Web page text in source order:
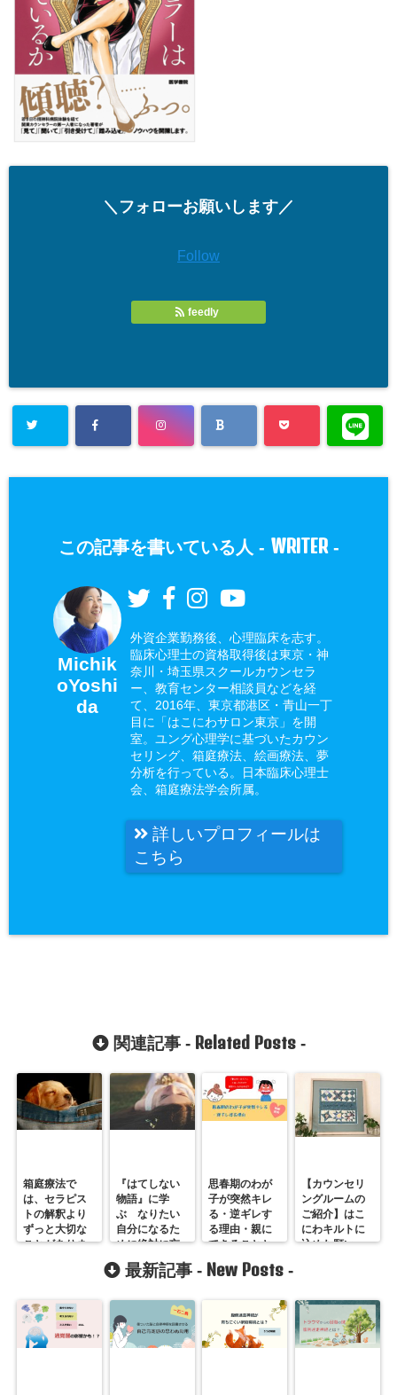
＼フォローお願いします／
Follow
feedly
この記事を書いている人 - WRITER-
Michik
oYoshi
da
外資企業勤務後、心理臨床を志す。
臨床心理士の資格取得後は東京・神
奈川・埼玉県スクールカウンセラ
ー、教育センター相談員などを経
て、2016年、東京都港区・青山一丁
目に「はこにわサロン東京」を開
室。ユング心理学に基づいたカウン
セリング、箱庭療法、絵画療法、夢
分析を行っている。日本臨床心理士
会、箱庭療法学会所属。
詳しいプロフィールは
こちら
関連記事 - Related Posts-
箱庭療法で
は、セラピス
トの解釈より
ずっと大切な
ことがありま
『はてしない
物語』に学
ぶ なりたい
自分になるた
めに絶対に忘
れてはならな
いこと
思春期のわが
子が突然キレ
る・逆ギレす
る理由・親に
できることと
は？
【カウンセリ
ングルームの
ご紹介】はこ
にわキルトに
込めた願い
最新記事 - New Posts -